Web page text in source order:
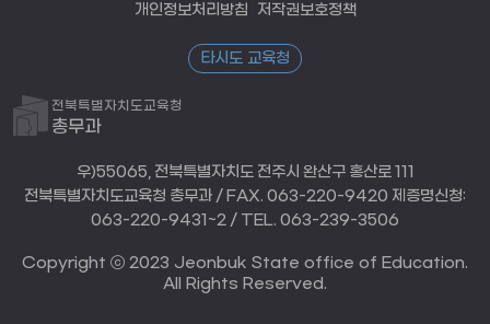
개인정보처리방침 저작권보호정책
타시도 교육청
전북특별자치도교육청
총무과
우)55065, 전북특별자치도 전주시 완산구 홍산로 111
전북특별자치도교육청 총무과 / FAX. 063-220-9420 제증명신청:
063-220-9431~2 / TEL. 063-239-3506
Copyright ⓒ 2023 Jeonbuk State office of Education.
All Rights Reserved.